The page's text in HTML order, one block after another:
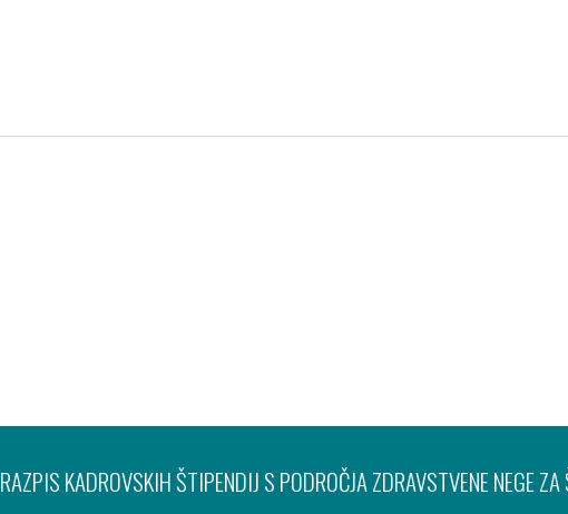
RAZPIS KADROVSKIH ŠTIPENDIJ S PODROČJA ZDRAVSTVENE NEGE